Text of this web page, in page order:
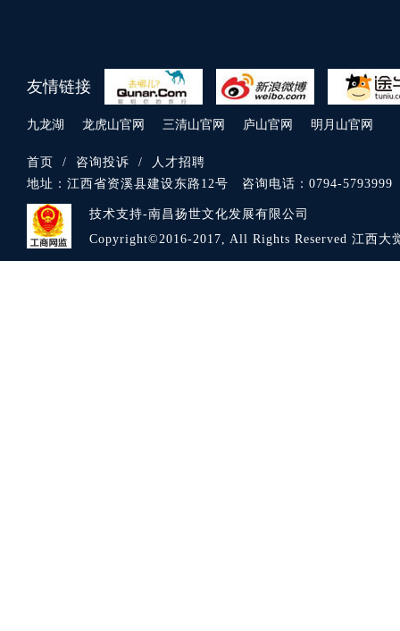
友情链接
九龙湖 龙虎山官网 三清山官网 庐山官网 明月山官网
首页 / 咨询投诉 /
人才招聘
地址： 江西省资溪县建设东路12号 咨询电话： 0794-5793999
技术支持-南昌扬世文化发展有限公司
Copyright©2016-2017, All Rights Reserved 江西